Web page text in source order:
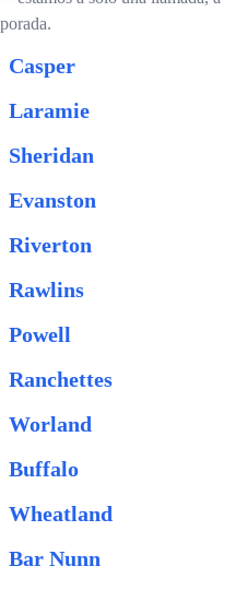
Casper
Laramie
Sheridan
Evanston
Riverton
Rawlins
Powell
Ranchettes
Worland
Buffalo
Wheatland
Bar Nunn